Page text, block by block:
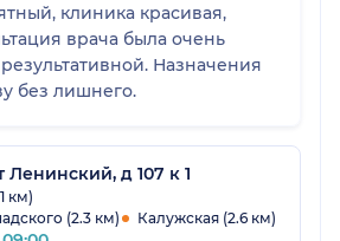
клиника красивая,
врача была очень
Назначения
без лишнего.
Ленинский, д 107 к 1
км)
(2.3 км)
Калужская (2.6 км)